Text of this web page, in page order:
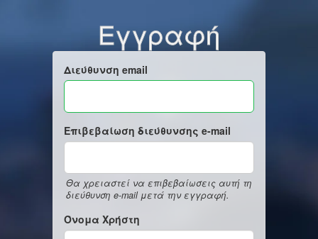
Εγγραφή
Διεύθυνση email
Επιβεβαίωση διεύθυνσης e-mail
Θα χρειαστεί να επιβεβαίωσεις αυτή τη
διεύθυνση e-mail μετά την εγγραφή.
Όνομα Χρήστη